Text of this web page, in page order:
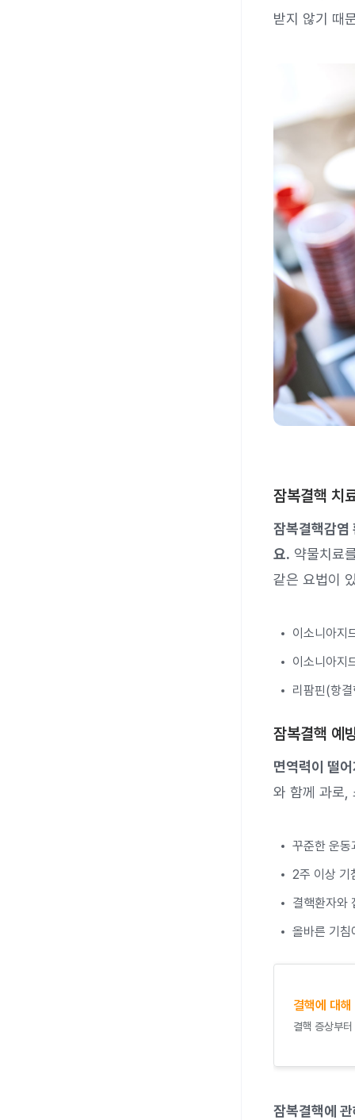
받지 않기 때
잠복결핵 치
잠복결핵감염
요. 약물치료
같은 요법이
이소니아지
이소니아지
리팜핀(항
잠복결핵 예
면역력이 떨
와 함께 과로,
꾸준한 운동
2주 이상 기
결핵환자와
올바른 기침
결핵에 대
결핵 증상부
잠복결핵에